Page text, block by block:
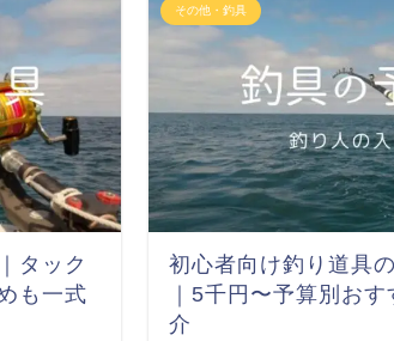
タック
も一式
その他・釣具
初心者向け釣り道具
｜5千円〜予算別お
介